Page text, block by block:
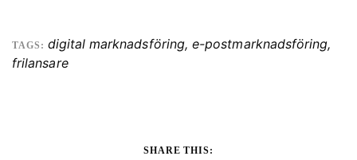
TAGS: digital marknadsföring,e-postmarknadsföring,
frilansare
SHARE THIS: